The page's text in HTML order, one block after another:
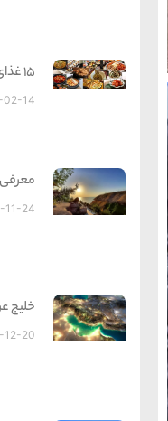
15 غذای کره ای خوشمزه
02-14
11-24
خلیج
12-20